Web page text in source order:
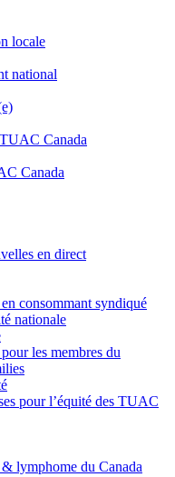
locale
national
Canada
Canada
en direct
consommant syndiqué
nationale
les membres du
pour l’équité des TUAC
lymphome du Canada